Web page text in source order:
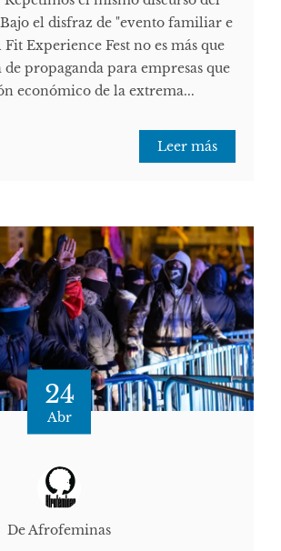
el disfraz de "evento familiar e
Experience Fest no es más que
de propaganda para empresas que
económico de la extrema...
Leer más
24
Abr
De Afrofeminas